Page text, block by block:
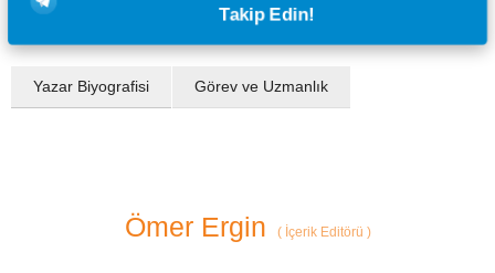
Takip Edin!
Yazar Biyografisi Görev ve Uzmanlık
Ömer Ergin (İçerik Editörü )